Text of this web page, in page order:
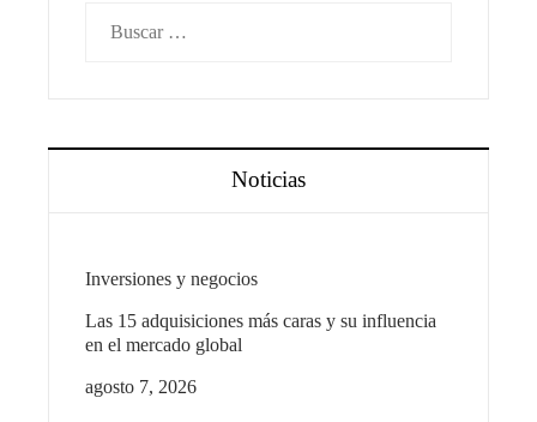
Noticias
Inversiones y negocios
Las 15 adquisiciones más caras y su influencia
en el mercado global
agosto 7, 2026